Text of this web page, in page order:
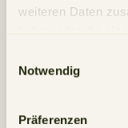
weiteren Daten
Notwendig
Präferenzen